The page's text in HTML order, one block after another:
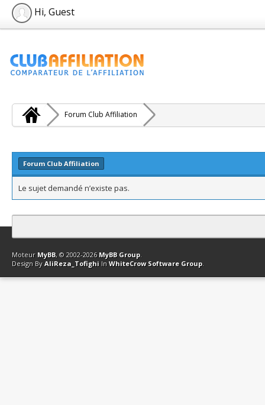
Hi, Guest
Forum Club Affiliation
Forum Club Affiliation
Le sujet demandé n’existe pas.
Contact Club Affiliation Retourner en haut Version bas-débit
Moteur MyBB, © 2002-2026 MyBB Group.
Design By AliReza_Tofighi In WhiteCrow Software Group.